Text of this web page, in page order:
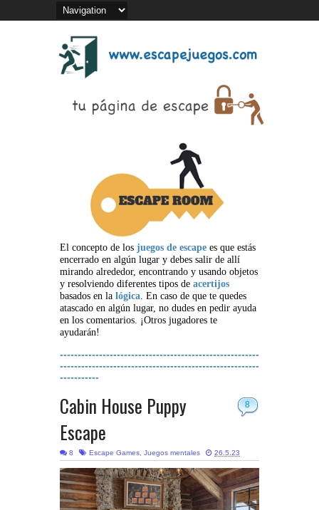
El concepto de los juegos de escape es que estás
encerrado en algún lugar y debes salir de allí
mirando alrededor, encontrando y usando objetos
y resolviendo diferentes tipos de acertijos
basados en la lógica. En caso de que te quedes
atascado en algún lugar, no dudes en pedir ayuda
en los comentarios. ¡Otros jugadores te
ayudarán!
--------------------------------------------------------
--------------------------------------------------------
-----------
8
Cabin House Puppy
Escape
8 Escape Games, Juegos mentales 26.5.23